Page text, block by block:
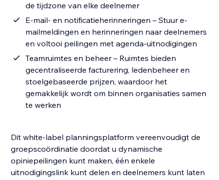
de tijdzone van elke deelnemer
E-mail- en notificatieherinneringen – Stuur e-
mailmeldingen en herinneringen naar deelnemers
en voltooi peilingen met agenda-uitnodigingen
Teamruimtes en beheer – Ruimtes bieden
gecentraliseerde facturering, ledenbeheer en
stoelgebaseerde prijzen, waardoor het
gemakkelijk wordt om binnen organisaties samen
te werken
Dit white-label planningsplatform vereenvoudigt de
groepscoördinatie doordat u dynamische
opiniepeilingen kunt maken, één enkele
uitnodigingslink kunt delen en deelnemers kunt laten